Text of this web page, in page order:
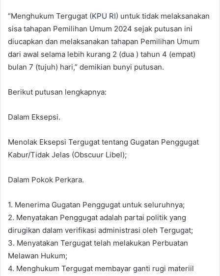
“Menghukum Tergugat (KPU RI) untuk tidak melaksanakan
sisa tahapan Pemilihan Umum 2024 sejak putusan ini
diucapkan dan melaksanakan tahapan Pemilihan Umum
dari awal selama lebih kurang 2 (dua ) tahun 4 (empat)
bulan 7 (tujuh) hari,” demikian bunyi putusan.
Berikut putusan lengkapnya:
Dalam Eksepsi.
Menolak Eksepsi Tergugat tentang Gugatan Penggugat
Kabur/Tidak Jelas (Obscuur Libel);
Dalam Pokok Perkara.
1. Menerima Gugatan Penggugat untuk seluruhnya;
2. Menyatakan Penggugat adalah partai politik yang
dirugikan dalam verifikasi administrasi oleh Tergugat;
3. Menyatakan Tergugat telah melakukan Perbuatan
Melawan Hukum;
4. Menghukum Tergugat membayar ganti rugi materiil